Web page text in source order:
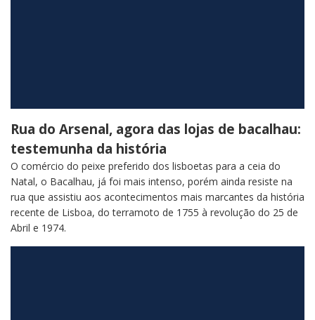
Rua do Arsenal, agora das lojas de bacalhau:
testemunha da história
O comércio do peixe preferido dos lisboetas para a ceia do
Natal, o Bacalhau, já foi mais intenso, porém ainda resiste na
rua que assistiu aos acontecimentos mais marcantes da história
recente de Lisboa, do terramoto de 1755 à revolução do 25 de
Abril e 1974.